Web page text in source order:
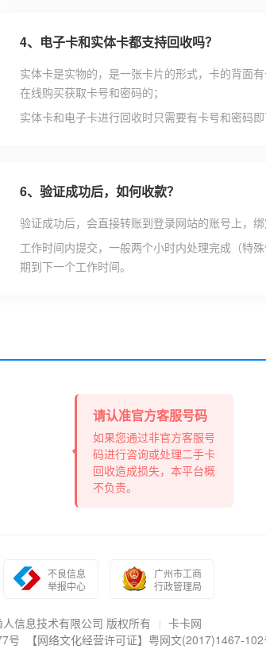
4、 电子卡和实体卡都支持回收吗？
实体卡是实物的，是一张卡片的形式，卡的背面
在线购买获取卡号和密码的；
实体卡和电子卡进行回收时只需要有卡号和密码
6、 验证成功后，如何收款？
验证成功后，会直接转账到登录网站的账号上，绑
工作时间内提交，一般两个小时内处理完成（特
期到下一个工作时间。
请认准官方客服号码
如果您通过非官方客服号
码进行咨询或处理二手卡
回收造成损失，本平台概
不负责。
不良信息
举报中心
广州市工商
行政管理局
信息技术有限公司 版权所有
卡卡网
号 【网络文化经营许可证】粤网文(2017)1467-102